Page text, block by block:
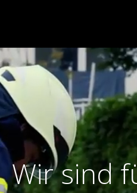
Wir sind